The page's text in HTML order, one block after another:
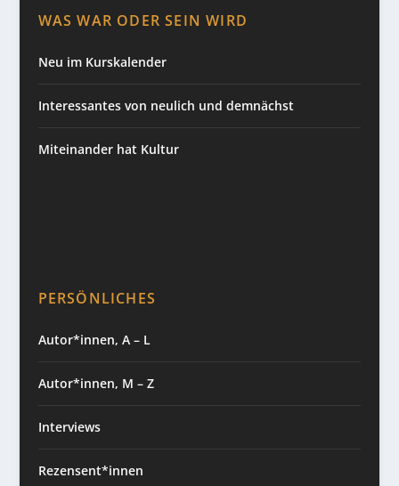
WAS WAR ODER SEIN WIRD
Neu im Kurskalender
Interessantes von neulich und demnächst
Miteinander hat Kultur
PERSÖNLICHES
Autor*innen, A – L
Autor*innen, M – Z
Interviews
Rezensent*innen